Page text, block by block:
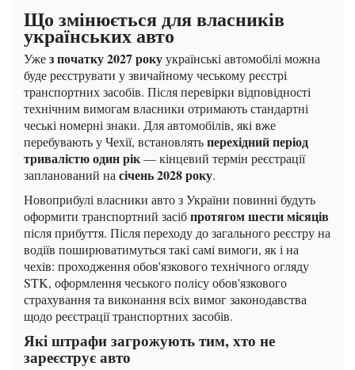
Що змінюється для власників
українських авто
Ужез початку 2027 рокуукраїнські автомобілі можна
буде реєструвати у звичайному чеському реєстрі
транспортних засобів. Після перевірки відповідності
технічним вимогам власники отримають стандартні
чеські номерні знаки. Для автомобілів, які вже
перебувають у Чехії, встановлятьперехідний період
тривалістю один рік— кінцевий термін реєстрації
запланований на січень 2028 року.
Новоприбулі власники авто з України повинні будуть
оформити транспортний засібпротягом шести місяців
після прибуття. Після переходу до загального реєстру на
водіїв поширюватимуться такі самі вимоги, як і на
чехів: проходження обов'язкового технічного огляду
STK, оформлення чеського полісу обов'язкового
страхування та виконання всіх вимог законодавства
щодо реєстрації транспортних засобів.
Які штрафи загрожують тим, хто не
зареєструє авто